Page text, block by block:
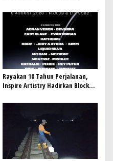
Jadi Mahasiswa Angkatan
Pertama Magister ITSI
Rayakan 10 Tahun Perjalanan,
Inspire Artistry Hadirkan Block